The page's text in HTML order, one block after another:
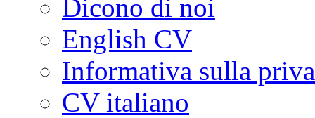
Dicono di noi
English CV
Informativa sulla
CV italiano